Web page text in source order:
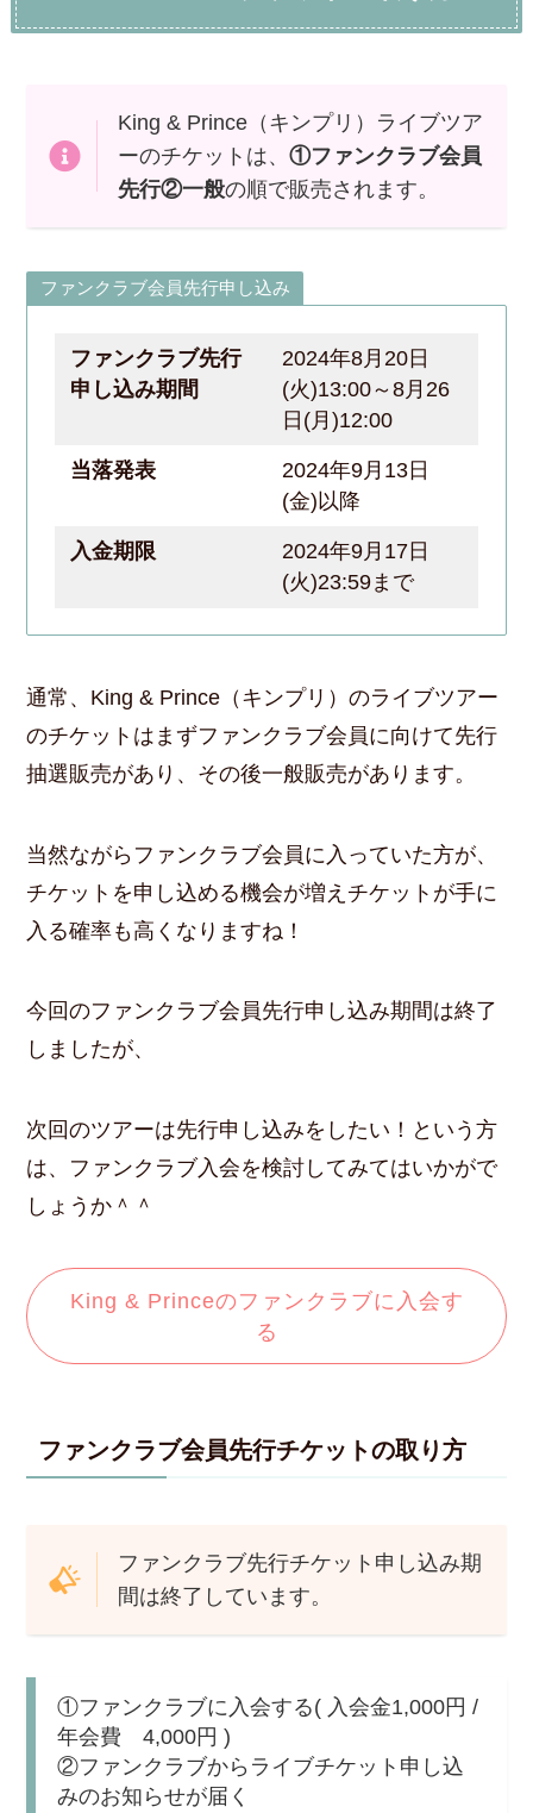
King & Prince（キンプリ）ライブツア
ーのチケットは、 ①ファンクラブ会員
先行②一般の順で販売されます。
ファンクラブ会員先行申し込み
ファンクラブ先行
申し込み期間
2024年8月20日
(火)13:00～8月26
日(月)12:00
当落発表
2024年9月13日
(金)以降
入金期限
2024年9月17日
(火)23:59まで
通常、King & Prince（キンプリ）のライブツアー
のチケットはまずファンクラブ会員に向けて先行
抽選販売があり、その後一般販売があります。
当然ながらファンクラブ会員に入っていた方が、
チケットを申し込める機会が増えチケットが手に
入る確率も高くなりますね！
今回のファンクラブ会員先行申し込み期間は終了
しましたが、
次回のツアーは先行申し込みをしたい！という方
は、ファンクラブ入会を検討してみてはいかがで
しょうか＾＾
King & Princeのファンクラブに入会す
る
ファンクラブ会員先行チケットの取り方
ファンクラブ先行チケット申し込み期
間は終了しています。
①ファンクラブに入会する( 入会金1,000円 /
年会費 4,000円 )
②ファンクラブからライブチケット申し込
みのお知らせが届く